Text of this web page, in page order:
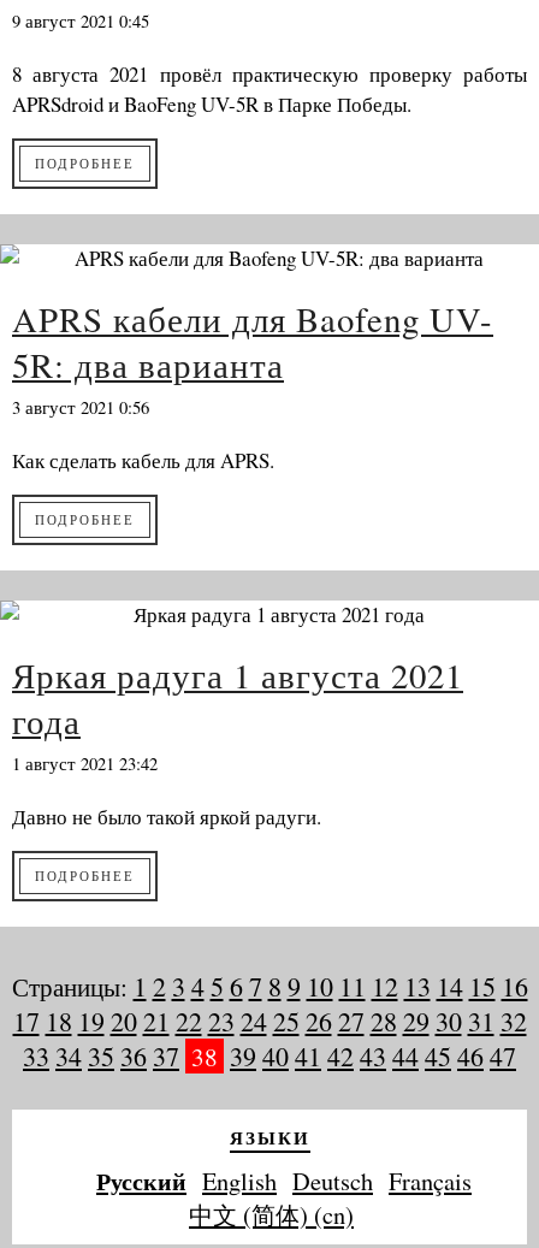
9 август 2021 0:45
8 августа 2021 провёл практическую проверку работы
APRSdroid и BaoFeng UV-5R в Парке Победы.
ПОДРОБНЕЕ
APRS кабели для Baofeng UV-
5R: два варианта
3 август 2021 0:56
Как сделать кабель для APRS.
ПОДРОБНЕЕ
Яркая радуга 1 августа 2021
года
1 август 2021 23:42
Давно не было такой яркой радуги.
ПОДРОБНЕЕ
Страницы: 1 2 3 45 67 8 9 10 11 12 13 14 15 16
17 18 19 2021 2223 2425 2627 28 29 30 31 32
33 34 35 36 37 38 39 4041 4243 4445 4647
ЯЗЫКИ
Русский English Deutsch Français
中文 (简体) (cn)